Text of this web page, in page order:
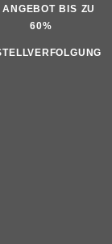
ANGEBOT BIS ZU
60%